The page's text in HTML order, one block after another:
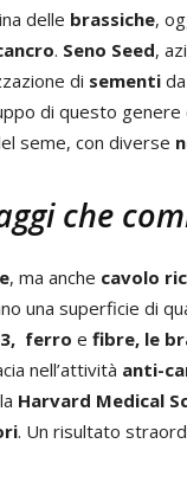
delle brassiche,
. Seno Seed,
di sementi
di questo
seme, con diverse
che
, ma anche cavolo
una superficie di
ferro e fibre, le
nell’attività anti-
Harvard Medical
. Un risultato